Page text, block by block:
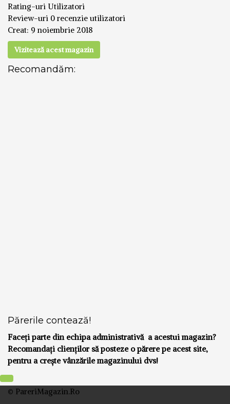
Rating-uri Utilizatori
Review-uri 0 recenzie utilizatori
Creat: 9 noiembrie 2018
Vizitează acest magazin
Recomandăm:
Părerile contează!
Faceți parte din echipa administrativă a acestui magazin?
Recomandați clienților să posteze o părere pe acest site,
pentru a crește vânzările magazinului dvs!
© PareriMagazin.Ro